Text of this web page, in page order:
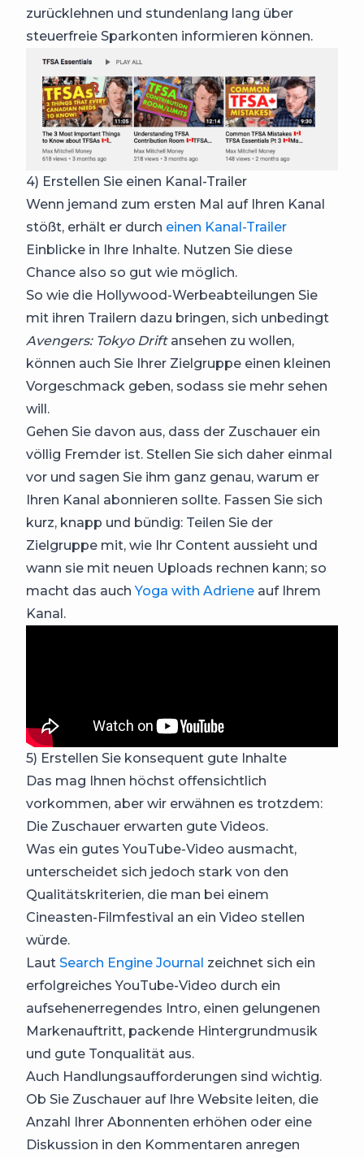
zurücklehnen und stundenlang lang über
steuerfreie Sparkonten informieren können.
4) Erstellen Sie einen Kanal-Trailer
Wenn jemand zum ersten Mal auf Ihren Kanal
stößt, erhält er durch einen Kanal-Trailer
Einblicke in Ihre Inhalte. Nutzen Sie diese
Chance also so gut wie möglich.
So wie die Hollywood-Werbeabteilungen Sie
mit ihren Trailern dazu bringen, sich unbedingt
Avengers: Tokyo Driftansehen zu wollen,
können auch Sie Ihrer Zielgruppe einen kleinen
Vorgeschmack geben, sodass sie mehr sehen
will.
Gehen Sie davon aus, dass der Zuschauer ein
völlig Fremder ist. Stellen Sie sich daher einmal
vor und sagen Sie ihm ganz genau, warum er
Ihren Kanal abonnieren sollte. Fassen Sie sich
kurz, knapp und bündig: Teilen Sie der
Zielgruppe mit, wie Ihr Content aussieht und
wann sie mit neuen Uploads rechnen kann; so
macht das auch Yoga with Adriene auf Ihrem
Kanal.
5) Erstellen Sie konsequent gute Inhalte
Das mag Ihnen höchst offensichtlich
vorkommen, aber wir erwähnen es trotzdem:
Die Zuschauer erwarten gute Videos.
Was ein gutes YouTube-Video ausmacht,
unterscheidet sich jedoch stark von den
Qualitätskriterien, die man bei einem
Cineasten-Filmfestival an ein Video stellen
würde.
Laut Search Engine Journal zeichnet sich ein
erfolgreiches YouTube-Video durch ein
aufsehenerregendes Intro, einen gelungenen
Markenauftritt, packende Hintergrundmusik
und gute Tonqualität aus.
Auch Handlungsaufforderungen sind wichtig.
Ob Sie Zuschauer auf Ihre Website leiten, die
Anzahl Ihrer Abonnenten erhöhen oder eine
Diskussion in den Kommentaren anregen